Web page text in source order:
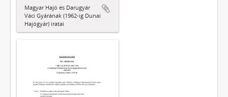
Magyar Hajó és Darugyár
Váci Gyárának (1962-ig Dunai
Hajógyár) iratai